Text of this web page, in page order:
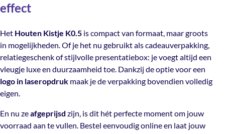
effect
Het Houten Kistje K0.5 is compact van formaat, maar groots
in mogelijkheden. Of je het nu gebruikt als cadeauverpakking,
relatiegeschenk of stijlvolle presentatiebox: je voegt altijd een
vleugje luxe en duurzaamheid toe. Dankzij de optie voor een
logo in laseropdruk maak je de verpakking bovendien volledig
eigen.
En nu zeafgeprijsd zijn, is dit hét perfecte moment om jouw
voorraad aan te vullen. Bestel eenvoudig online en laat jouw